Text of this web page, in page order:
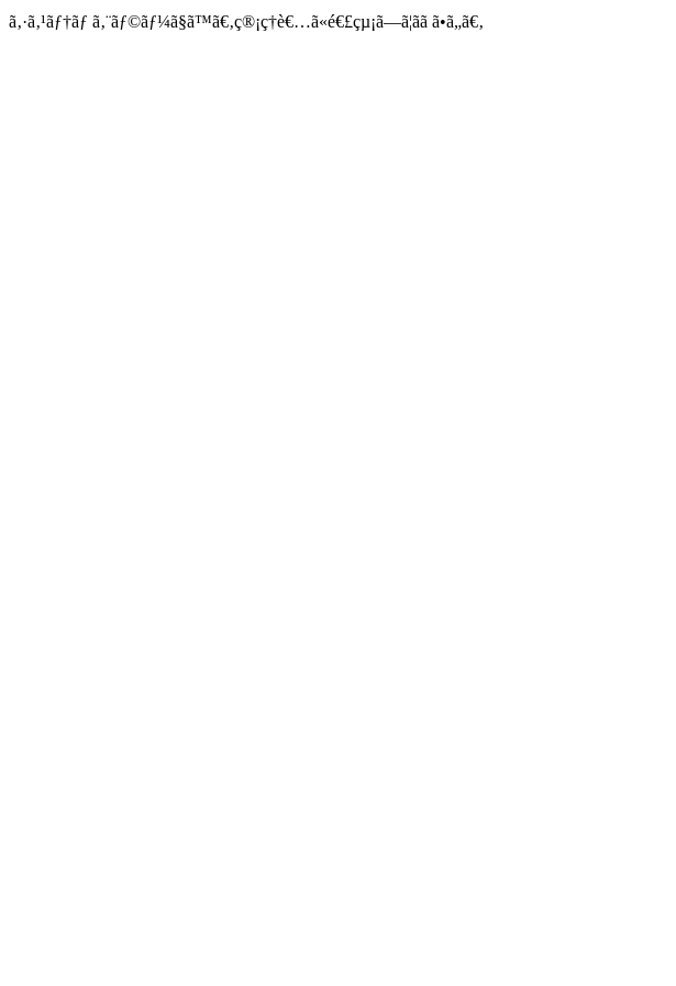
ã‚·ã‚¹ãƒ†ãƒ ã‚¨ãƒ©ãƒ¼ã§ã™ã€‚ç®¡ç†è€…ã«é€£çµ¡ã—ã¦ãã ã•ã„ã€‚